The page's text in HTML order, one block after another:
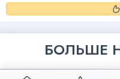
БОЛЬШЕ